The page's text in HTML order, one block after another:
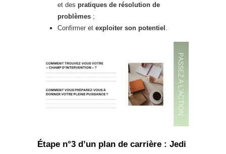
et des pratiques de résolution de
problèmes ;
Confirmer et exploiter son potentiel
Étape n°3 d’un plan de carrière : Jedi